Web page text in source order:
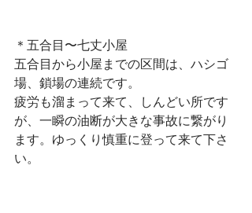
＊五合目〜七丈小屋
五合目から小屋までの区間は、ハシゴ
場、鎖場の連続です。
疲労も溜まって来て、しんどい所です
が、一瞬の油断が大きな事故に繋がり
ます。ゆっくり慎重に登って来て下さ
い。